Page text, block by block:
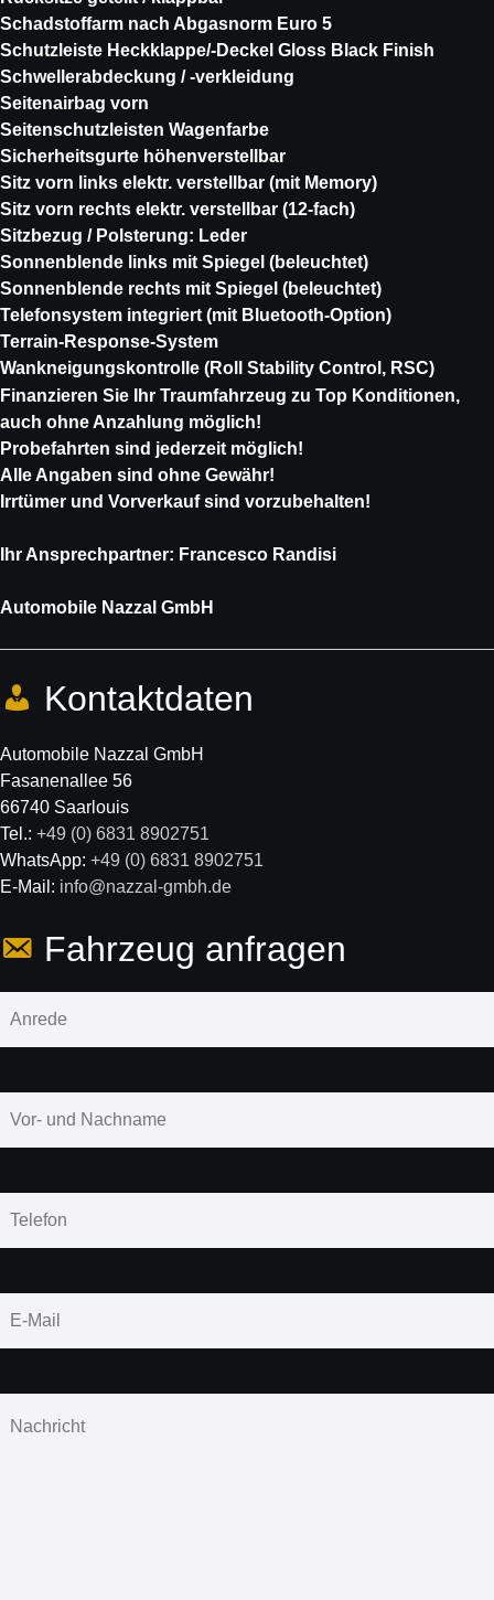
Schadstoffarm nach Abgasnorm Euro 5
Schutzleiste Heckklappe/-Deckel Gloss Black Finish
Schwellerabdeckung / -verkleidung
Seitenairbag vorn
Seitenschutzleisten Wagenfarbe
Sicherheitsgurte höhenverstellbar
Sitz vorn links elektr. verstellbar (mit Memory)
Sitz vorn rechts elektr. verstellbar (12-fach)
Sitzbezug / Polsterung: Leder
Sonnenblende links mit Spiegel (beleuchtet)
Sonnenblende rechts mit Spiegel (beleuchtet)
Telefonsystem integriert (mit Bluetooth-Option)
Terrain-Response-System
Wankneigungskontrolle (Roll Stability Control, RSC)
Finanzieren Sie Ihr Traumfahrzeug zu Top Konditionen,
auch ohne Anzahlung möglich!
Probefahrten sind jederzeit möglich!
Alle Angaben sind ohne Gewähr!
Irrtümer und Vorverkauf sind vorzubehalten!
Ihr Ansprechpartner: Francesco Randisi
Automobile Nazzal GmbH
Kontaktdaten
Automobile Nazzal GmbH
Fasanenallee 56
66740 Saarlouis
Tel.: +49 (0) 6831 8902751
WhatsApp: +49 (0) 6831 8902751
E-Mail: info@nazzal-gmbh.de
Fahrzeug anfragen